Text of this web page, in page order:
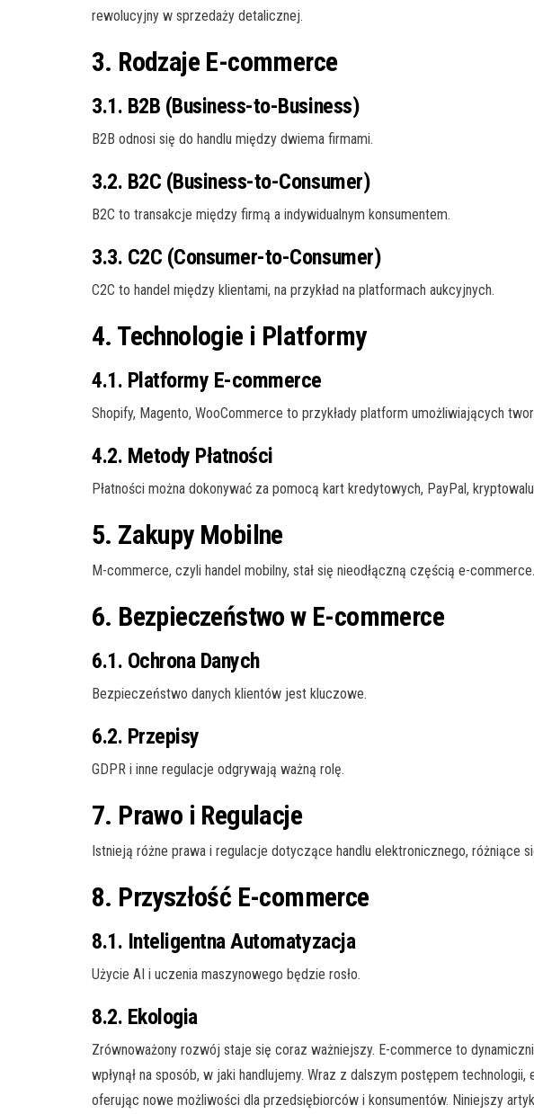
rewolucyjny w sprzedaży detalicznej.
3. Rodzaje E-commerce
3.1. B2B (Business-to-Business)
B2B odnosi się do handlu między dwiema firmami.
3.2. B2C (Business-to-Consumer)
B2C to transakcje między firmą a indywidualnym konsumentem.
3.3. C2C (Consumer-to-Consumer)
C2C to handel między klientami, na przykład na platformach aukcyjnych.
4. Technologie i Platformy
4.1. Platformy E-commerce
Shopify, Magento, WooCommerce to przykłady platform umożliwiających
4.2. Metody Płatności
Płatności można dokonywać za pomocą kart kredytowych, PayPal,
5. Zakupy Mobilne
M-commerce, czyli handel mobilny, stał się nieodłączną częścią e-commerce.
6. Bezpieczeństwo w E-commerce
6.1. Ochrona Danych
Bezpieczeństwo danych klientów jest kluczowe.
6.2. Przepisy
GDPR i inne regulacje odgrywają ważną rolę.
7. Prawo i Regulacje
Istnieją różne prawa i regulacje dotyczące handlu elektronicznego, różniące
8. Przyszłość E-commerce
8.1. Inteligentna Automatyzacja
Użycie AI i uczenia maszynowego będzie rosło.
8.2. Ekologia
Zrównoważony rozwój staje się coraz ważniejszy. E-commerce to
wpłynął na sposób, w jaki handlujemy. Wraz z dalszym postępem
oferując nowe możliwości dla przedsiębiorców i konsumentów. Niniejszy